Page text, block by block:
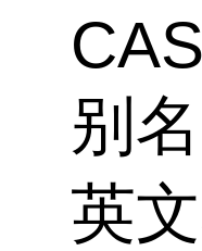
别
英